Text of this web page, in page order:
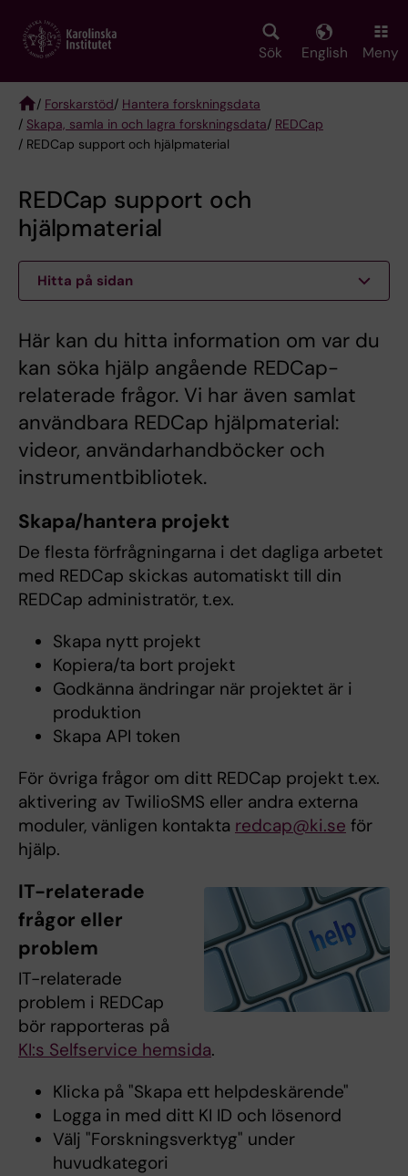
main
Sök English Meny
Breadcrumb
/ Forskarstöd/ Hantera forskningsdata
/ Skapa, samla in och lagra forskningsdata/ REDCap
/ REDCap support och hjälpmaterial
REDCap support och
hjälpmaterial
Hitta på sidan
Här kan du hitta information om var du
kan söka hjälp angående REDCap-
relaterade frågor. Vi har även samlat
användbara REDCap hjälpmaterial:
videor, användarhandböcker och
instrumentbibliotek.
Skapa/hantera projekt
De flesta förfrågningarna i det dagliga arbetet
med REDCap skickas automatiskt till din
REDCap administratör, t.ex.
Skapa nytt projekt
Kopiera/ta bort projekt
Godkänna ändringar när projektet är i
produktion
Skapa API token
För övriga frågor om ditt REDCap projekt t.ex.
aktivering av TwilioSMS eller andra externa
moduler, vänligen kontakta redcap@ki.se för
hjälp.
IT-relaterade
frågor eller
problem
IT-relaterade
problem i REDCap
bör rapporteras på
KI:s Selfservice hemsida.
Klicka på "Skapa ett helpdeskärende"
Logga in med ditt KI ID och lösenord
Välj "Forskningsverktyg" under
huvudkategori